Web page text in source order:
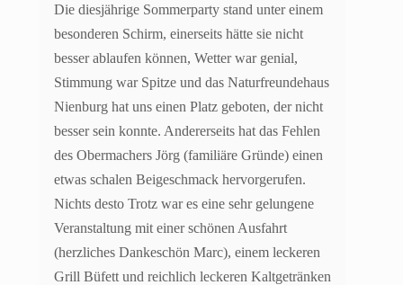
Die diesjährige Sommerparty stand unter einem
besonderen Schirm, einerseits hätte sie nicht
besser ablaufen können, Wetter war genial,
Stimmung war Spitze und das Naturfreundehaus
Nienburg hat uns einen Platz geboten, der nicht
besser sein konnte. Andererseits hat das Fehlen
des Obermachers Jörg (familiäre Gründe) einen
etwas schalen Beigeschmack hervorgerufen.
Nichts desto Trotz war es eine sehr gelungene
Veranstaltung mit einer schönen Ausfahrt
(herzliches Dankeschön Marc), einem leckeren
Grill Büfett und reichlich leckeren Kaltgetränken